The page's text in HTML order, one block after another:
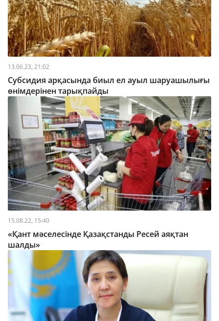
13.06.23, 21:02
Субсидия арқасында биыл ел ауыл шаруашылығы
өнімдерінен тарықпайды
15.08.22, 15:40
«Қант мәселесінде Қазақстанды Ресей аяқтан
шалды»